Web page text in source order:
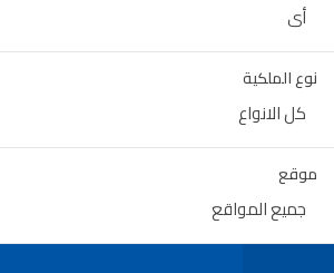
أي
نوع الملكية
كل الانواع
موقع
جميع المواقع